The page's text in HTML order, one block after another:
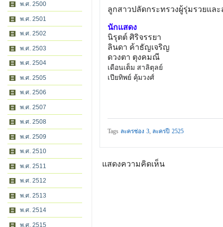
พ.ศ. 2500
พ.ศ. 2501
พ.ศ. 2502
พ.ศ. 2503
พ.ศ. 2504
พ.ศ. 2505
พ.ศ. 2506
พ.ศ. 2507
พ.ศ. 2508
พ.ศ. 2509
พ.ศ. 2510
พ.ศ. 2511
พ.ศ. 2512
พ.ศ. 2513
พ.ศ. 2514
พ.ศ. 2515
ลูกสาวปลัดกระทรวงผู้รุ่มรวยแ
นักแสดง
นิรุตต์ ศิริจรรยา
ลินดา ค้าธัญเจริญ
ดวงตา ตุงคมณี
เดือนเต็ม สาลิตุลย์
เปียทิพย์ คุ้มวงศ์
Tags ละครช่อง 3, ละครปี 2525
แสดงความคิดเห็น